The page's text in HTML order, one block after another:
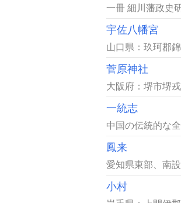
一冊 細川藩政史
宇佐八幡宮
山口県：玖珂郡
菅原神社
大阪府：堺市堺
一統志
中国の伝統的な
鳳来
愛知県東部、南
小村